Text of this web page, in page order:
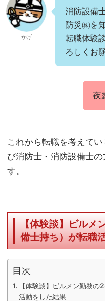
かげ
消防設備
防災㈱を
転職体験
ろしくお
夜
これから転職を考えて
び消防士・消防設備士
す。
【体験談】ビル
備士持ち）が転職
目次
【体験談】ビルメン勤務
活動をした結果